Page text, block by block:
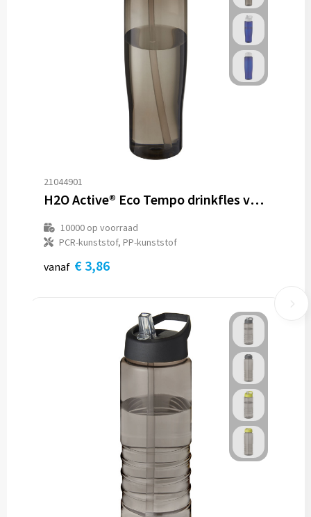
21044901
H2O Active® Eco Tempo drinkfles van 700 ml met tuitdeksel
10000op voorraad
PCR-kunststof, PP-kunststof
vanaf € 3,86